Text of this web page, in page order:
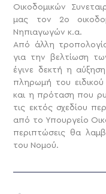
Οικοδομικών
μας τον 2ο
Νηπιαγωγών κ.α.
Από άλλη
για την βελτίωση
έγινε δεκτή η
πληρωμή του
και η πρόταση που
τις εκτός σχεδίου
από το Υπουργείο
περιπτώσεις θα
του Νομού.